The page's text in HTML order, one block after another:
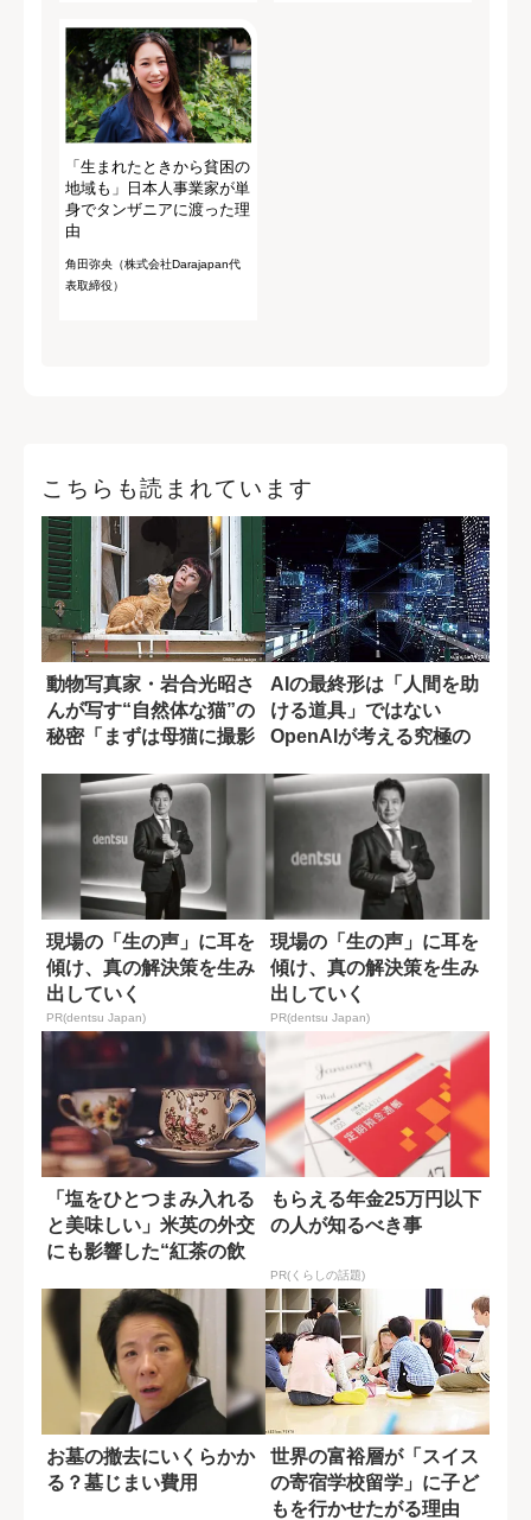
「生まれたときから貧困の
地域も」日本人事業家が単
身でタンザニアに渡った理
由
角田弥央（株式会社Darajapan代
表取締役）
こちらも読まれています
動物写真家・岩合光昭さ
んが写す“自然体な猫”の
秘密「まずは母猫に撮影
AIの最終形は「人間を助
ける道具」ではない
OpenAIが考える究極の
現場の「生の声」に耳を
傾け、真の解決策を生み
出していく
PR(dentsu Japan)
現場の「生の声」に耳を
傾け、真の解決策を生み
出していく
PR(dentsu Japan)
「塩をひとつまみ入れる
と美味しい」米英の外交
にも影響した“紅茶の飲
もらえる年金25万円以下
の人が知るべき事
PR(くらしの話題)
お墓の撤去にいくらかか
る？墓じまい費用
世界の富裕層が「スイス
の寄宿学校留学」に子ど
もを行かせたがる理由